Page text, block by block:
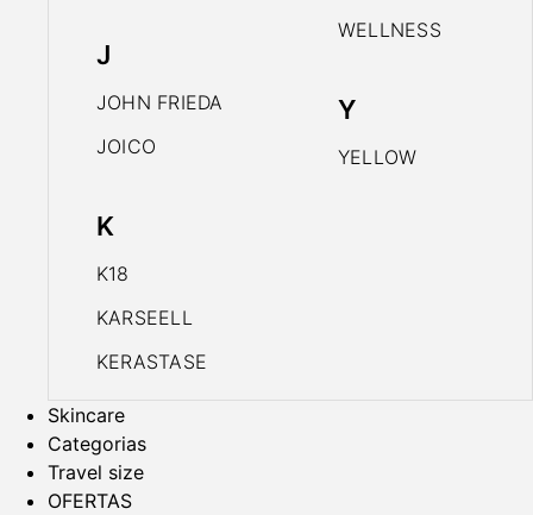
J
JOHN FRIEDA
JOICO
K
K18
KARSEELL
KERASTASE
WELLNESS
Y
YELLOW
Skincare
Categorias
Travel size
OFERTAS